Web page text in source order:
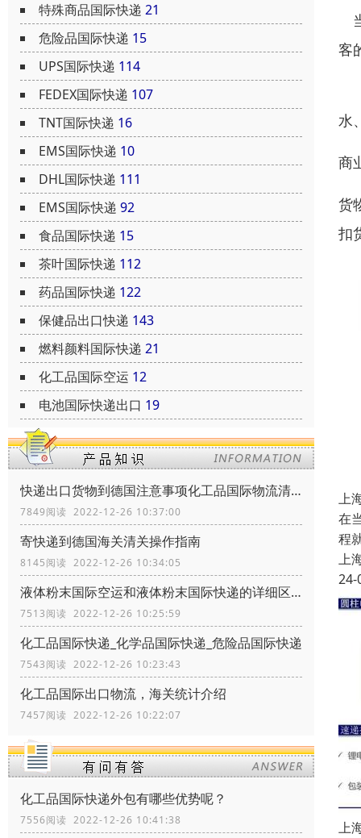
特殊商品国际快递 21
危险品国际快递 15
UPS国际快递 114
FEDEX国际快递 107
TNT国际快递 16
EMS国际快递 10
DHL国际快递 111
EMS国际快递 92
食品国际快递 15
茶叶国际快递 112
药品国际快递 122
保健品出口快递 143
燃料颜料国际快递 21
化工品国际空运 12
电池国际快递出口 19
快递出口货物到德国注意事项化工品国际物流清关政策
7849阅读 2022-12-26 10:37:00
寄快递到德国海关清关操作指南
8145阅读 2022-12-26 10:34:05
液体粉末国际空运和液体粉末国际快递的详细区别
7513阅读 2022-12-26 10:25:59
化工品国际快递_化学品国际快递_危险品国际快递
7543阅读 2022-12-26 10:23:43
化工品国际出口物流，海关统计介绍
7457阅读 2022-12-26 10:22:07
化工品国际快递外包有哪些优势呢？
7556阅读 2022-12-26 10:41:38
客
水
商
货
扣
上
在
程
上
24-
上